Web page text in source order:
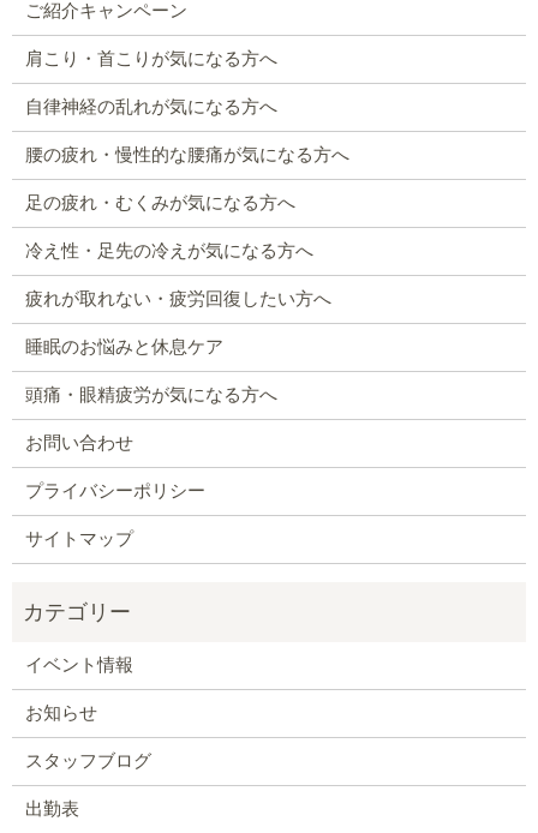
ご紹介キャンペーン
肩こり・首こりが気になる方へ
自律神経の乱れが気になる方へ
腰の疲れ・慢性的な腰痛が気になる方へ
足の疲れ・むくみが気になる方へ
冷え性・足先の冷えが気になる方へ
疲れが取れない・疲労回復したい方へ
睡眠のお悩みと休息ケア
頭痛・眼精疲労が気になる方へ
お問い合わせ
プライバシーポリシー
サイトマップ
イベント情報
お知らせ
スタッフブログ
出勤表